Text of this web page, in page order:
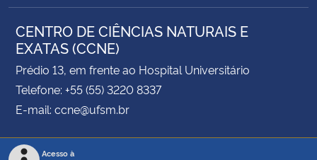
CENTRO DE CIÊNCIAS NATURAIS E
EXATAS (CCNE)
Prédio 13, em frente ao Hospital Universitário
Telefone: +55 (55) 3220 8337
E-mail: ccne@ufsm.br
Acesso à